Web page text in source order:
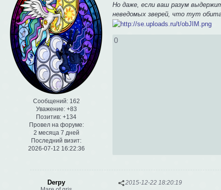
Сообщений:162
Уважение: +83
Позитив: +134
Провел на форуме:
2 месяца 7 дней
Последний визит:
2026-07-12 16:22:36
Но даже, если ваш разум
неведомых зверей, что тут
0
2015-12-22 18:20:19
Derpy